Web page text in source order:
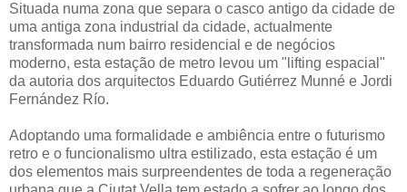
Situada numa zona que separa o casco antigo da cidade de
uma antiga zona industrial da cidade, actualmente
transformada num bairro residencial e de negócios
moderno, esta estação de metro levou um "lifting espacial"
da autoria dos arquitectos Eduardo Gutiérrez Munné e Jordi
Fernández Río.
Adoptando uma formalidade e ambiência entre o futurismo
retro e o funcionalismo ultra estilizado, esta estação é um
dos elementos mais surpreendentes de toda a regeneração